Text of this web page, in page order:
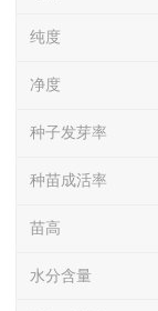
纯度
净度
种子发芽率
种苗成活率
苗高
水分含量